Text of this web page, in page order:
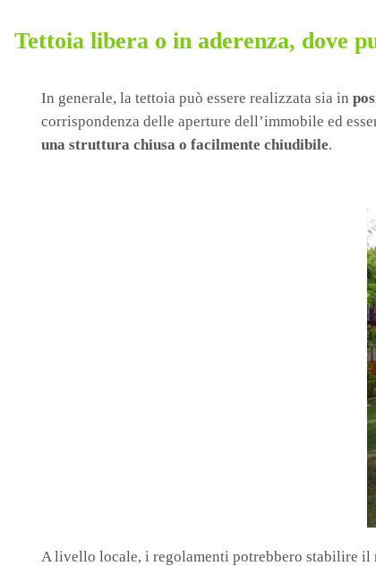
Tettoia libera o in aderenza, dove
In generale, la tettoia può essere realizzata sia in
corrispondenza delle aperture dell’immobile ed
una struttura chiusa o facilmente chiudibile.
A livello locale, i regolamenti potrebbero stabilire